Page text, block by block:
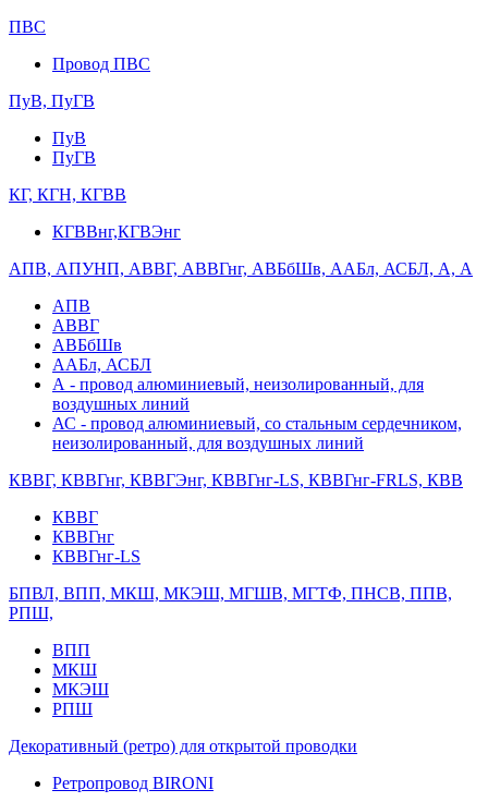
ПВС
Провод ПВС
ПуВ, ПуГВ
ПуВ
ПуГВ
КГ, КГН, КГВВ
КГВВнг,КГВЭнг
АПВ, АПУНП, АВВГ, АВВГнг, АВБбШв, ААБл, АСБЛ, А, А
АПВ
АВВГ
АВБбШв
ААБл, АСБЛ
А - провод алюминиевый, неизолированный, для
воздушных линий
АС - провод алюминиевый, со стальным сердечником,
неизолированный, для воздушных линий
КВВГ, КВВГнг, КВВГЭнг, КВВГнг-LS, КВВГнг-FRLS, КВВ
КВВГ
КВВГнг
КВВГнг-LS
БПВЛ, ВПП, МКШ, МКЭШ, МГШВ, МГТФ, ПНСВ, ППВ,
РПШ,
ВПП
МКШ
МКЭШ
РПШ
Декоративный (ретро) для открытой проводки
Ретропровод BIRONI